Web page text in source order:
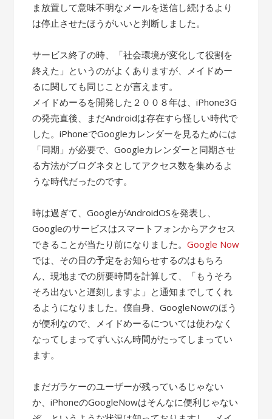
ま放置して意味不明なメールを送信し続けるより
は停止させたほうがいいと判断しました。
サービス終了の時、「社会環境が変化して役割を
終えた」というのがよくありますが、メイドめー
るに関しても同じことが言えます。
メイドめーるを開発した２００８年は、iPhone3G
の発売直後、まだAndroidは存在すら怪しい時代で
した。iPhoneでGoogleカレンダーを見るためには
「同期」が必要で、Googleカレンダーと同期させ
る方法がブログネタとしてアクセス数を集めるよ
うな時代だったのです。
時は過ぎて、GoogleがAndroidOSを発表し、
Googleのサービスはスマートフォンからアクセス
できることが当たり前になりました。Google Now
では、その日の予定をお知らせするのはもちろ
ん、現地までの所要時間を計算して、「もうそろ
そろ出ないと遅刻しますよ」と通知までしてくれ
るようになりました。僕自身、GoogleNowのほう
が便利なので、メイドめーるについては使わなく
なってしまってずいぶん時間がたってしまってい
ます。
まだガラケーのユーザーが残っているじゃない
か、iPhoneのGoogleNowはそんなに便利じゃない